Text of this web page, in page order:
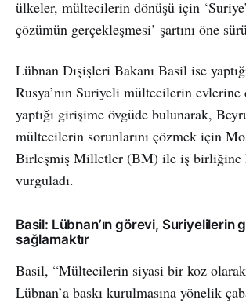
ülkeler, mültecilerin dönüşü için
çözümün gerçekleşmesi’ şartını öne
Lübnan Dışişleri Bakanı Basil ise
Rusya’nın Suriyeli mültecilerin
yaptığı girişime övgüde bulunarak,
mültecilerin sorunlarını çözmek için
Birleşmiş Milletler (BM) ile iş birliğine
vurguladı.
Basil: Lübnan’ın görevi, Suriyelilerin
sağlamaktır
Basil, “Mültecilerin siyasi bir koz olarak
Lübnan’a baskı kurulmasına yönelik